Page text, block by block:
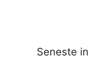
Seneste